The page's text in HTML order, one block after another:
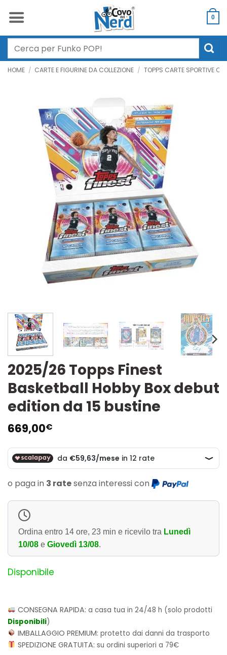
0
Cerca:
HOME / CARTE E FIGURINE DA COLLEZIONE / TOPPS CARTE SPORTIVE
2025/26 Topps Finest
Basketball Hobby Box debut
edition da 15 bustine
669,00€
o paga in 3 ratesenza interessi con
Ordina entro 14 ore, 23 min e ricevilo tra Lunedì
10/08 e Giovedì 13/08.
Disponibile
CONSEGNA RAPIDA:a casa tua in 24/48 h (solo prodotti
Disponibili)
IMBALLAGGIO PREMIUM:protetto dai danni da trasporto
SPEDIZIONE GRATUITA:su ordini superiori a 79€